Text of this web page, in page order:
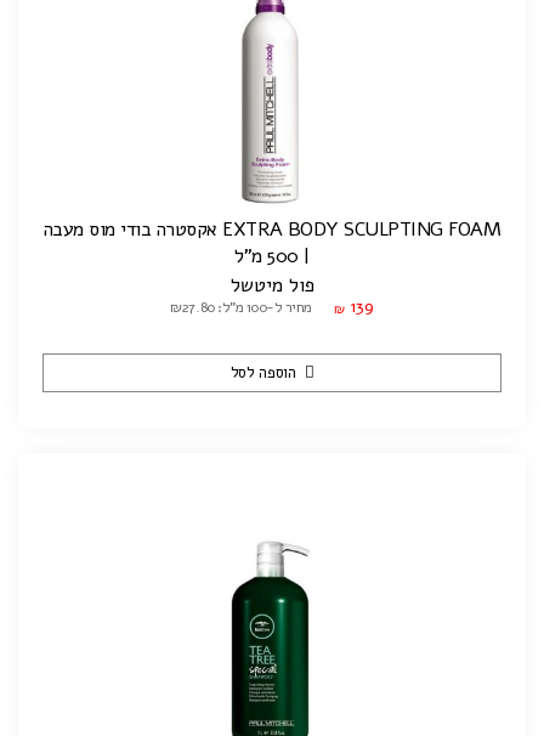
EXTRA BODY SCULPTING FOAM אקסטרה בודי מוס מעבה
| 500 מ"ל
פול מיטשל
₪ 139 מחיר ל-100 מ"ל: ₪27.80
הוספה לסל